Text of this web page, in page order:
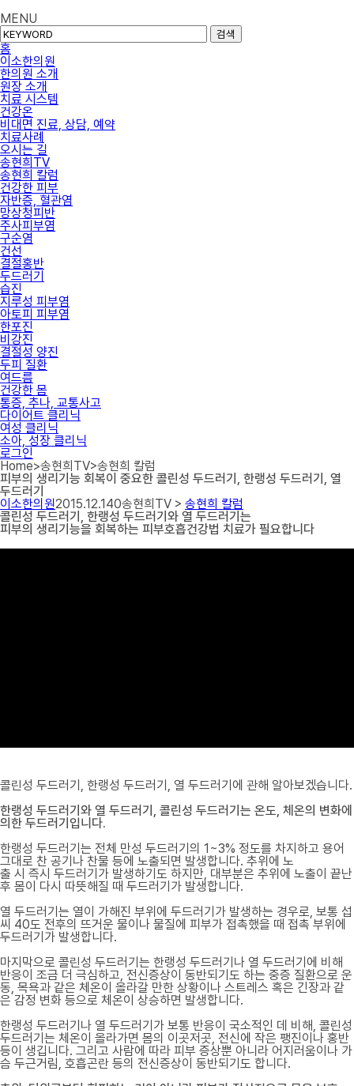
MENU
검색
홈
이소한의원
한의원 소개
원장 소개
치료 시스템
건강온
비대면 진료, 상담, 예약
치료사례
오시는 길
송현희TV
송현희 칼럼
건강한 피부
자반증, 혈관염
망상청피반
주사피부염
구순염
건선
결절홍반
두드러기
습진
지루성 피부염
아토피 피부염
한포진
비강진
결절성 양진
두피 질환
여드름
건강한 몸
통증, 추나, 교통사고
다이어트 클리닉
여성 클리닉
소아, 성장 클리닉
로그인
Home>송현희TV>송현희 칼럼
피부의 생리기능 회복이 중요한 콜린성 두드러기, 한랭성 두드러기, 열
두드러기
이소한의원2015.12.140송현희TV > 송현희 칼럼
콜린성 두드러기, 한랭성 두드러기와 열 두드러기는
피부의 생리기능을 회복하는 피부호흡건강법 치료가 필요합니다
콜린성 두드러기, 한랭성 두드러기, 열 두드러기에 관해 알아보겠습니다.
한랭성 두드러기와 열 두드러기, 콜린성 두드러기는 온도, 체온의 변화에
의한 두드러기입니다.
한랭성 두드러기는 전체 만성 두드러기의 1~3% 정도를 차지하고 용어
그대로 찬 공기나 찬물 등에 노출되면 발생합니다. 추위에 노
출 시 즉시 두드러기가 발생하기도 하지만, 대부분은 추위에 노출이 끝난
후 몸이 다시 따뜻해질 때 두드러기가 발생합니다.
열 두드러기는 열이 가해진 부위에 두드러기가 발생하는 경우로, 보통 섭
씨 40도 전후의 뜨거운 물이나 물질에 피부가 접촉했을 때 접촉 부위에
두드러기가 발생합니다.
마지막으로 콜린성 두드러기는 한랭성 두드러기나 열 두드러기에 비해
반응이 조금 더 극심하고, 전신증상이 동반되기도 하는 중증 질환으로 운
동, 목욕과 같은 체온이 올라갈 만한 상황이나 스트레스 혹은 긴장과 같
은 감정 변화 등으로 체온이 상승하면 발생합니다.
한랭성 두드러기나 열 두드러기가 보통 반응이 국소적인 데 비해, 콜린성
두드러기는 체온이 올라가면 몸의 이곳저곳, 전신에 작은 팽진이나 홍반
등이 생깁니다. 그리고 사람에 따라 피부 증상뿐 아니라 어지러움이나 가
슴 두근거림, 호흡곤란 등의 전신증상이 동반되기도 합니다.